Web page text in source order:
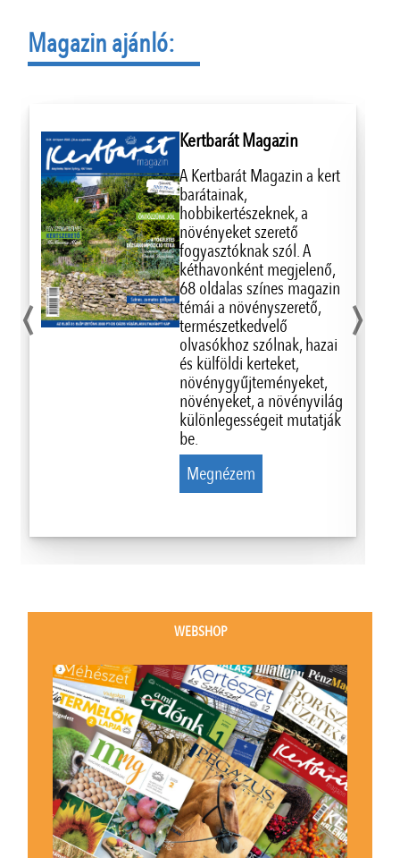
Magazin ajánló:
Kertbarát Magazin
A Kertbarát Magazin a kert
barátainak,
hobbikertészeknek, a
növényeket szerető
fogyasztóknak szól. A
kéthavonként megjelenő,
68 oldalas színes magazin
témái a növényszerető,
természetkedvelő
olvasókhoz szólnak, hazai
és külföldi kerteket,
növénygyűjteményeket,
növényeket, a növényvilág
különlegességeit mutatják
be.
Megnézem
‹ ›
WEBSHOP